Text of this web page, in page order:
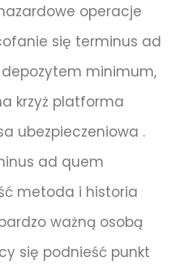
operacje
się terminus ad
minimum,
krzyż platforma
ubezpieczeniowa .
ad quem
metoda i historia
ważną osobą
się podnieść punkt